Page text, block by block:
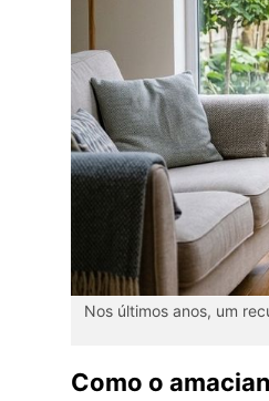
Nos últimos anos, um
Como o